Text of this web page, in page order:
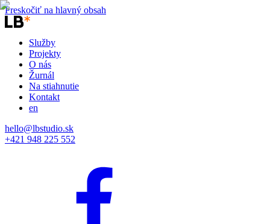
Preskočiť na hlavný obsah
Služby
Projekty
O nás
Žurnál
Na stiahnutie
Kontakt
en
hello@lbstudio.sk
+421 948 225 552